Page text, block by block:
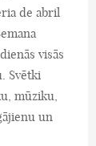
de abril
visās
Svētki
mūziku,
un